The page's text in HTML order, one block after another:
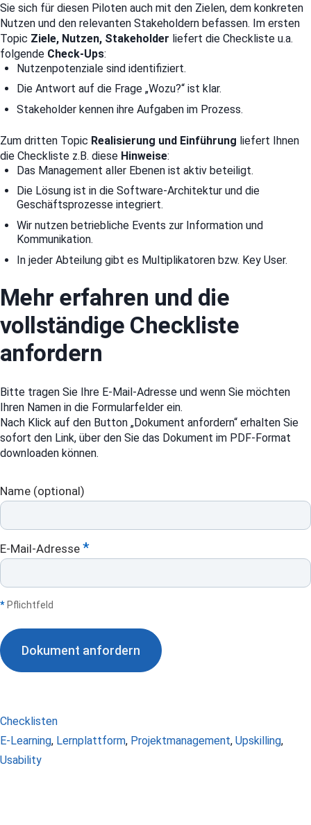
Sie sich für diesen Piloten auch mit den Zielen, dem konkreten
Nutzen und den relevanten Stakeholdern befassen. Im ersten
Topic Ziele, Nutzen, Stakeholder liefert die Checkliste u.a.
folgende Check-Ups:
Nutzenpotenziale sind identifiziert.
Die Antwort auf die Frage „Wozu?“ ist klar.
Stakeholder kennen ihre Aufgaben im Prozess.
Zum dritten Topic Realisierung und Einführung liefert Ihnen
die Checkliste z.B. diese Hinweise:
Das Management aller Ebenen ist aktiv beteiligt.
Die Lösung ist in die Software-Architektur und die
Geschäftsprozesse integriert.
Wir nutzen betriebliche Events zur Information und
Kommunikation.
In jeder Abteilung gibt es Multiplikatoren bzw. Key User.
Mehr erfahren und die
vollständige Checkliste
anfordern
Bitte tragen Sie Ihre E-Mail-Adresse und wenn Sie möchten
Ihren Namen in die Formularfelder ein.
Nach Klick auf den Button „Dokument anfordern“ erhalten Sie
sofort den Link, über den Sie das Dokument im PDF-Format
downloaden können.
DL:
Checkliste
E-
Learning“
Name (optional)
E-Mail-Adresse *
Pflichtfeld
Dokument anfordern
Kategorien
Checklisten
Schlagwörter
E-Learning, Lernplattform, Projektmanagement, Upskilling,
Usability